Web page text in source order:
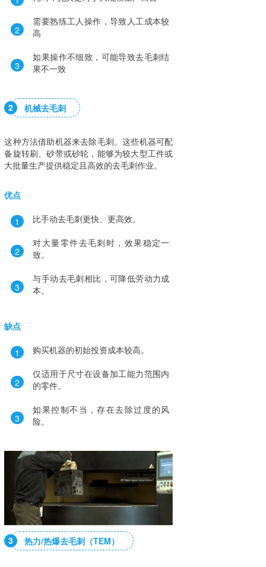
2
需要熟练工人操作，导致人工成本较
高
3
如果操作不细致，可能导致去毛刺结
果不一致
2 机械去毛刺
这种方法借助机器来去除毛刺。这些机器可配
备旋转刷、砂带或砂轮，能够为较大型工件或
大批量生产提供稳定且高效的去毛刺作业。
优点
1 比手动去毛刺更快、更高效。
2
对大量零件去毛刺时，效果稳定一
致。
3
与手动去毛刺相比，可降低劳动力成
本。
缺点
1 购买机器的初始投资成本较高。
2
仅适用于尺寸在设备加工能力范围内
的零件。
3
如果控制不当，存在去除过度的风
险。
3 热力/热爆去毛刺（TEM）